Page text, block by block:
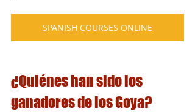
SPANISH COURSES ONLINE
¿Quiénes han sido los
ganadores de los Goya?